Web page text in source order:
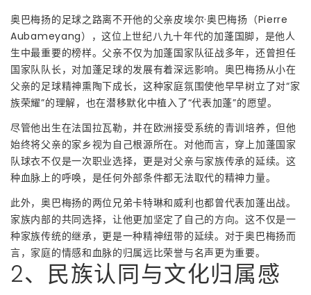
奥巴梅扬的足球之路离不开他的父亲皮埃尔·奥巴梅扬（Pierre
Aubameyang），这位上世纪八九十年代的加蓬国脚，是他人
生中最重要的榜样。父亲不仅为加蓬国家队征战多年，还曾担任
国家队队长，对加蓬足球的发展有着深远影响。奥巴梅扬从小在
父亲的足球精神熏陶下成长，这种家庭氛围使他早早树立了对“家
族荣耀”的理解，也在潜移默化中植入了“代表加蓬”的愿望。
尽管他出生在法国拉瓦勒，并在欧洲接受系统的青训培养，但他
始终将父亲的家乡视为自己根源所在。对他而言，穿上加蓬国家
队球衣不仅是一次职业选择，更是对父亲与家族传承的延续。这
种血脉上的呼唤，是任何外部条件都无法取代的精神力量。
此外，奥巴梅扬的两位兄弟卡特琳和威利也都曾代表加蓬出战。
家族内部的共同选择，让他更加坚定了自己的方向。这不仅是一
种家族传统的继承，更是一种精神纽带的延续。对于奥巴梅扬而
言，家庭的情感和血脉的归属远比荣誉与名声更为重要。
2、民族认同与文化归属感